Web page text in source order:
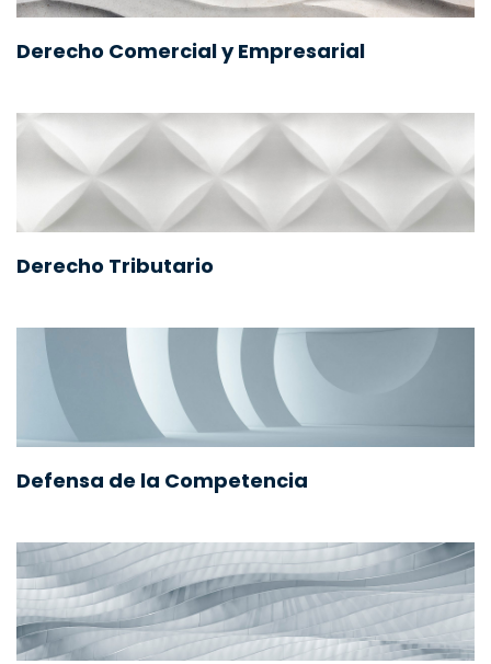
Derecho Comercial y Empresarial
Derecho Tributario
Defensa de la Competencia